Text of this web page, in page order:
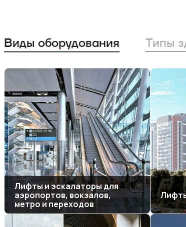
Виды оборудования Типы
Лифты и эскалаторы для
аэропортов, вокзалов,
метро и переходов